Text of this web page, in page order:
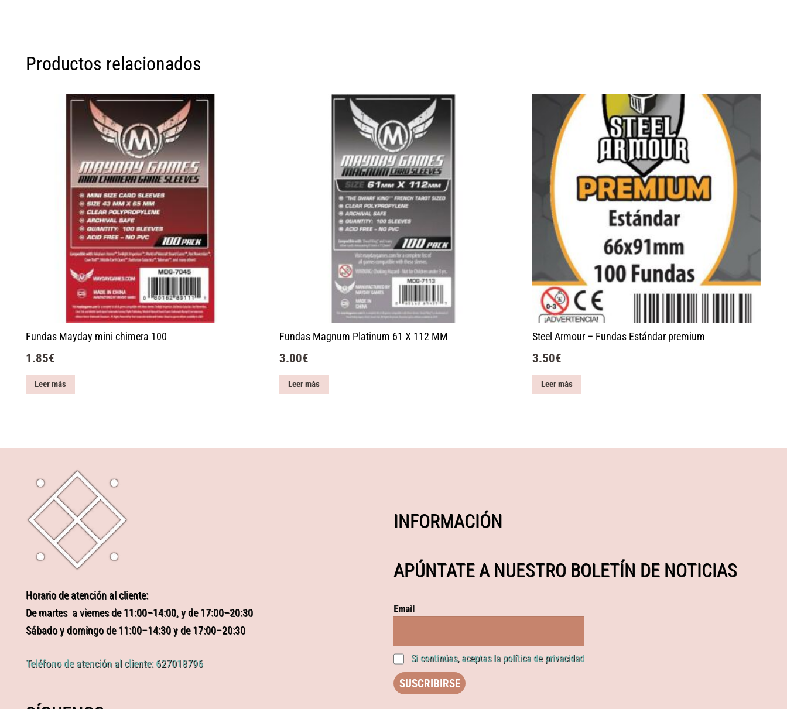
Productos relacionados
Fundas Mayday mini chimera 100
1.85€
Leer más
Fundas Magnum Platinum 61 X 112 MM
3.00€
Leer más
Steel Armour – Fundas Estándar premium
3.50€
Leer más
Horario de atención al cliente:
De martes a viernes de 11:00–14:00, y de 17:00–20:30
Sábado y domingo de 11:00–14:30 y de 17:00–20:30
Teléfono de atención al cliente: 627018796
INFORMACIÓN
APÚNTATE A NUESTRO BOLETÍN DE NOTICIAS
Email
Si continúas, aceptas la política de privacidad